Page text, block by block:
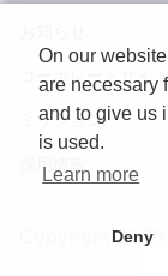
コーポレートサイト
ミッション
採用情報
Copyright
On our
are necessary
and to give us
is used.
Learn more
Deny